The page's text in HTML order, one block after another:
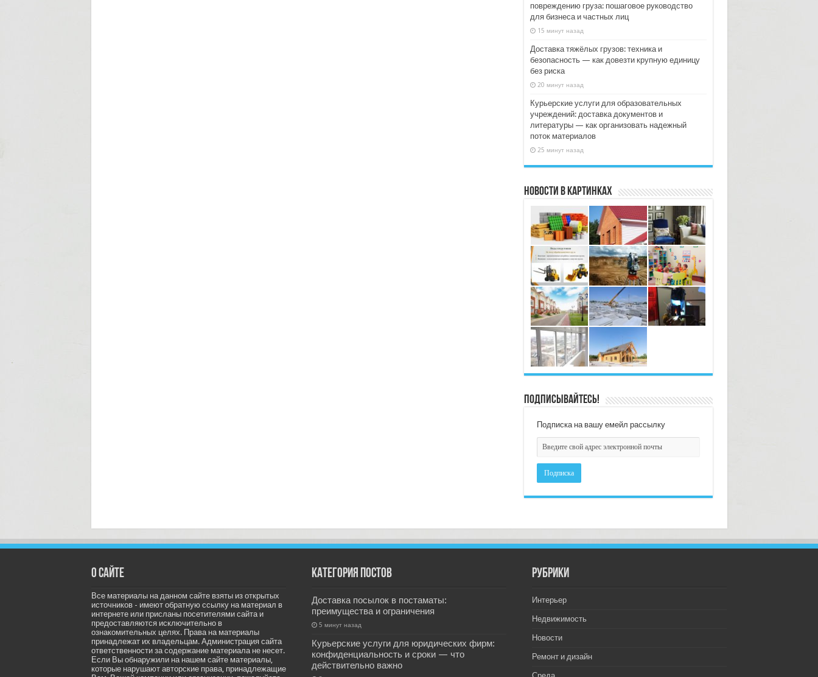
повреждению груза: пошаговое руководство
для бизнеса и частных лиц
15 минут назад
Доставка тяжёлых грузов: техника и
безопасность — как довезти крупную единицу
без риска
20 минут назад
Курьерские услуги для образовательных
учреждений: доставка документов и
литературы — как организовать надежный
поток материалов
25 минут назад
Новости в картинках
Подписывайтесь!
Подписка на вашу емейл рассылку
О сайте
Все материалы на данном сайте взяты из открытых
источников - имеют обратную ссылку на материал в
интернете или присланы посетителями сайта и
предоставляются исключительно в
ознакомительных целях. Права на материалы
принадлежат их владельцам. Администрация сайта
ответственности за содержание материала не несет.
Если Вы обнаружили на нашем сайте материалы,
которые нарушают авторские права, принадлежащие
Категория постов
Доставка посылок в постаматы:
преимущества и ограничения
5 минут назад
Курьерские услуги для юридических фирм:
конфиденциальность и сроки — что
действительно важно
РУбрики
Интерьер
Недвижимость
Новости
Ремонт и дизайн